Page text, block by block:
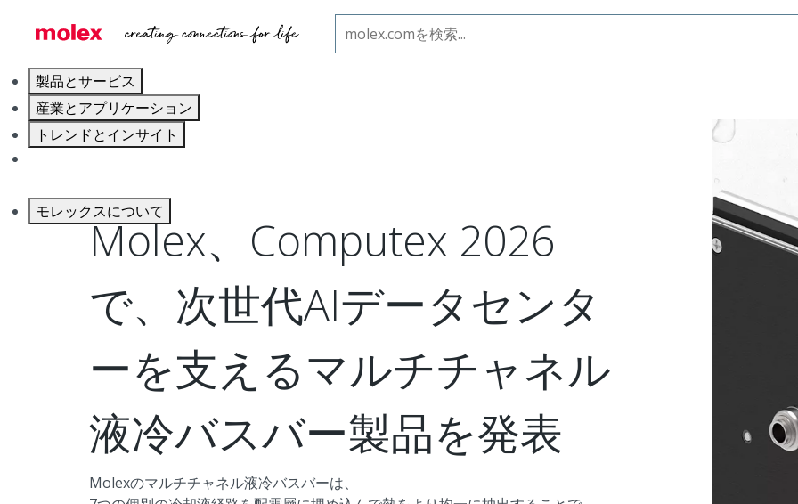
製品とサービス
産業とアプリケーション
トレンドとインサイト
モレックスについて
Molex、マルチチャネル液冷バスバー製品を発表
Molex、Computex 2026
で、次世代AIデータセンタ
ーを支えるマルチチャネル
液冷バスバー製品を発表
Molexのマルチチャネル液冷バスバーは、